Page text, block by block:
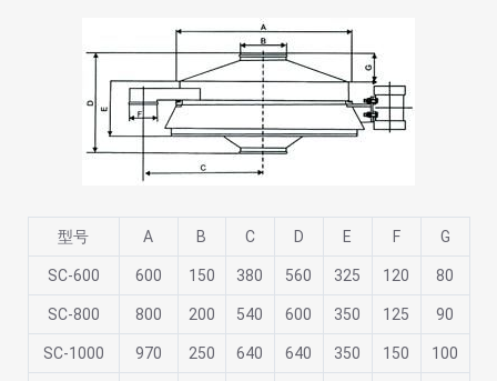
型号 A B C D E F G
SC-600 600 150 380 560 325 120 80
SC-800 800 200 540 600 350 125 90
SC-1000 970 250 640 640 350 150 100